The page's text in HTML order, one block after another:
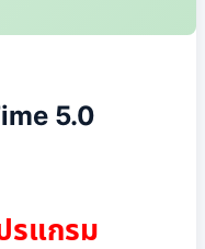
5.0
รแกรม